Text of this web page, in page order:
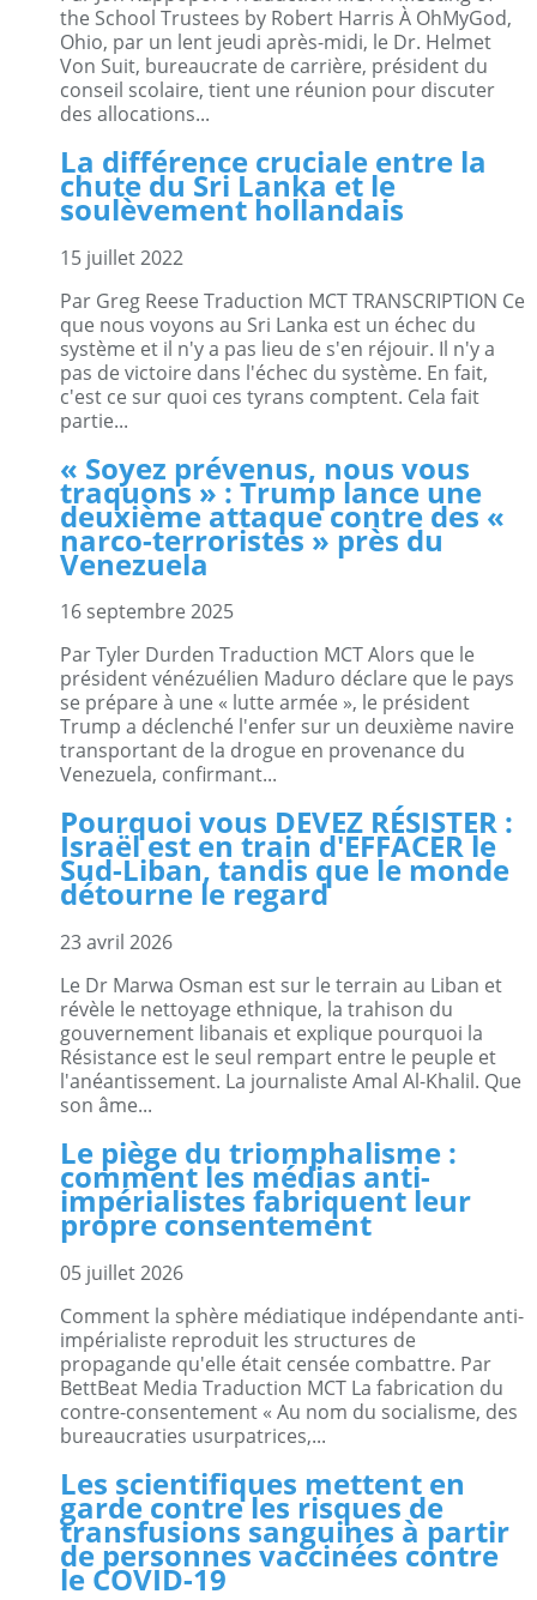
the School Trustees by Robert Harris À OhMyGod,
Ohio, par un lent jeudi après-midi, le Dr. Helmet
Von Suit, bureaucrate de carrière, président du
conseil scolaire, tient une réunion pour discuter
des allocations...
La différence cruciale entre la
chute du Sri Lanka et le
soulèvement hollandais
15 juillet 2022
Par Greg Reese Traduction MCT TRANSCRIPTION Ce
que nous voyons au Sri Lanka est un échec du
système et il n'y a pas lieu de s'en réjouir. Il n'y a
pas de victoire dans l'échec du système. En fait,
c'est ce sur quoi ces tyrans comptent. Cela fait
partie...
« Soyez prévenus, nous vous
traquons » : Trump lance une
deuxième attaque contre des «
narco-terroristes » près du
Venezuela
16 septembre 2025
Par Tyler Durden Traduction MCT Alors que le
président vénézuélien Maduro déclare que le pays
se prépare à une « lutte armée », le président
Trump a déclenché l'enfer sur un deuxième navire
transportant de la drogue en provenance du
Venezuela, confirmant...
Pourquoi vous DEVEZ RÉSISTER :
Israël est en train d'EFFACER le
Sud-Liban, tandis que le monde
détourne le regard
23 avril 2026
Le Dr Marwa Osman est sur le terrain au Liban et
révèle le nettoyage ethnique, la trahison du
gouvernement libanais et explique pourquoi la
Résistance est le seul rempart entre le peuple et
l'anéantissement. La journaliste Amal Al-Khalil. Que
son âme...
Le piège du triomphalisme :
comment les médias anti-
impérialistes fabriquent leur
propre consentement
05 juillet 2026
Comment la sphère médiatique indépendante anti-
impérialiste reproduit les structures de
propagande qu'elle était censée combattre. Par
BettBeat Media Traduction MCT La fabrication du
contre-consentement « Au nom du socialisme, des
bureaucraties usurpatrices,...
Les scientifiques mettent en
garde contre les risques de
transfusions sanguines à partir
de personnes vaccinées contre
le COVID-19